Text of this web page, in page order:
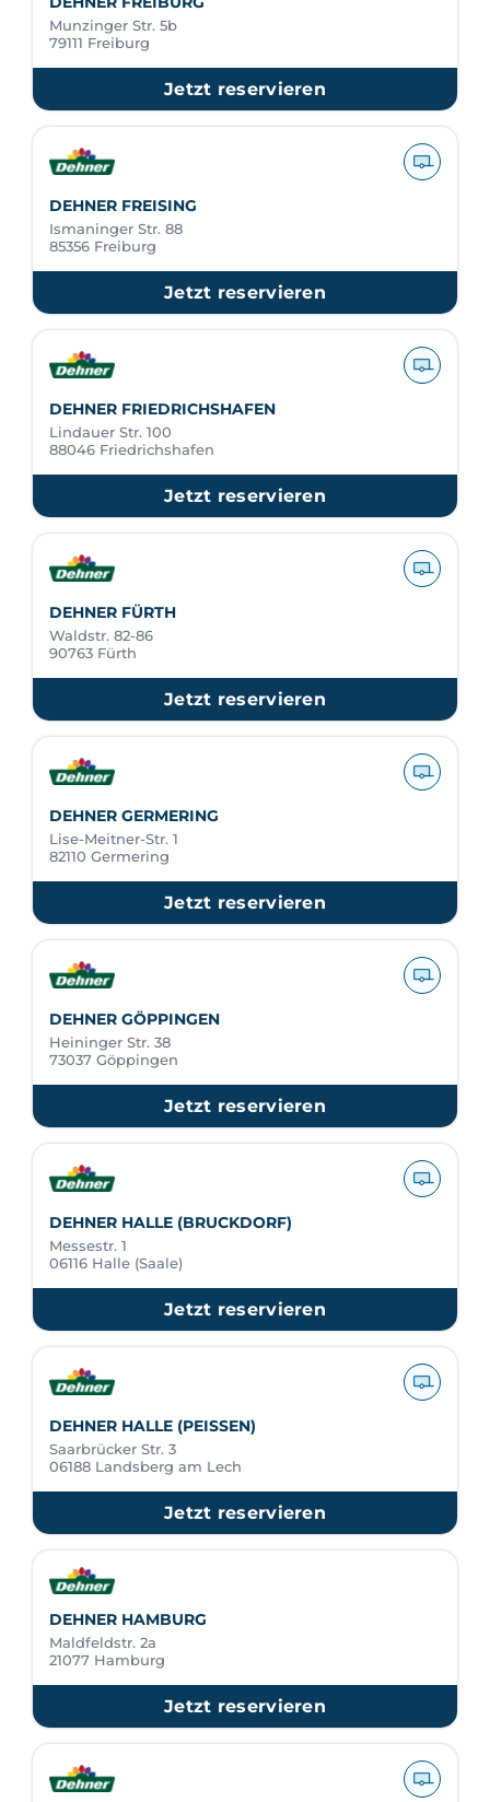
Munzinger Str. 5b
79111 Freiburg
Jetzt reservieren
DEHNER FREISING
Ismaninger Str. 88
85356 Freiburg
Jetzt reservieren
DEHNER FRIEDRICHSHAFEN
Lindauer Str. 100
88046 Friedrichshafen
Jetzt reservieren
DEHNER FÜRTH
Waldstr. 82-86
90763 Fürth
Jetzt reservieren
DEHNER GERMERING
Lise-Meitner-Str. 1
82110 Germering
Jetzt reservieren
DEHNER GÖPPINGEN
Heininger Str. 38
73037 Göppingen
Jetzt reservieren
DEHNER HALLE (BRUCKDORF)
Messestr. 1
06116 Halle (Saale)
Jetzt reservieren
DEHNER HALLE (PEISSEN)
Saarbrücker Str. 3
06188 Landsberg am Lech
Jetzt reservieren
DEHNER HAMBURG
Maldfeldstr. 2a
21077 Hamburg
Jetzt reservieren